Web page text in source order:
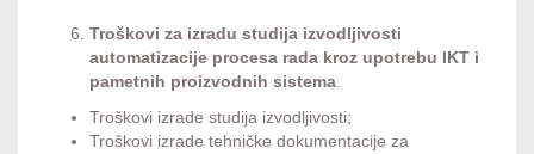
Troškovi za izradu studija izvodljivosti
automatizacije procesa rada kroz upotrebu IKT i
pametnih proizvodnih sistema
Troškovi izrade studija izvodljivosti;
Troškovi izrade tehničke dokumentacije za